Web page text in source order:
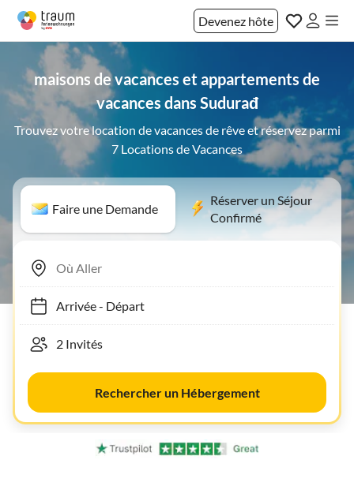
Devenez hôte
maisons de vacances et appartements de
vacances dans Sudurađ
Trouvez votre location de vacances de rêve et réservez parmi
7 Locations de Vacances
Faire une Demande
Réserver un Séjour
Confirmé
Arrivée- Départ
Rechercher un Hébergement